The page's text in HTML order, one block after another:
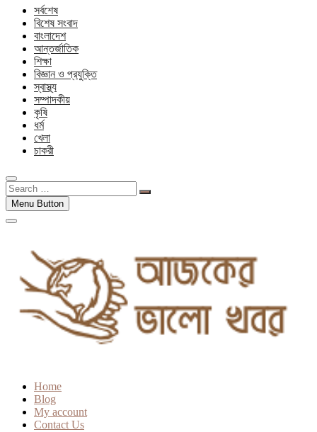
সর্বশেষ
বিশেষ সংবাদ
বাংলাদেশ
আন্তর্জাতিক
শিক্ষা
বিজ্ঞান ও প্রযুক্তি
স্বাস্থ্য
সম্পাদকীয়
কৃষি
ধর্ম
খেলা
চাকরী
Search
…Menu Button
Home
Blog
My account
Contact Us